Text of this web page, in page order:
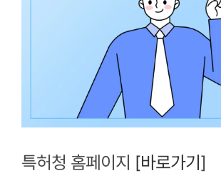
특허청 홈페이지 [바로가기 ]